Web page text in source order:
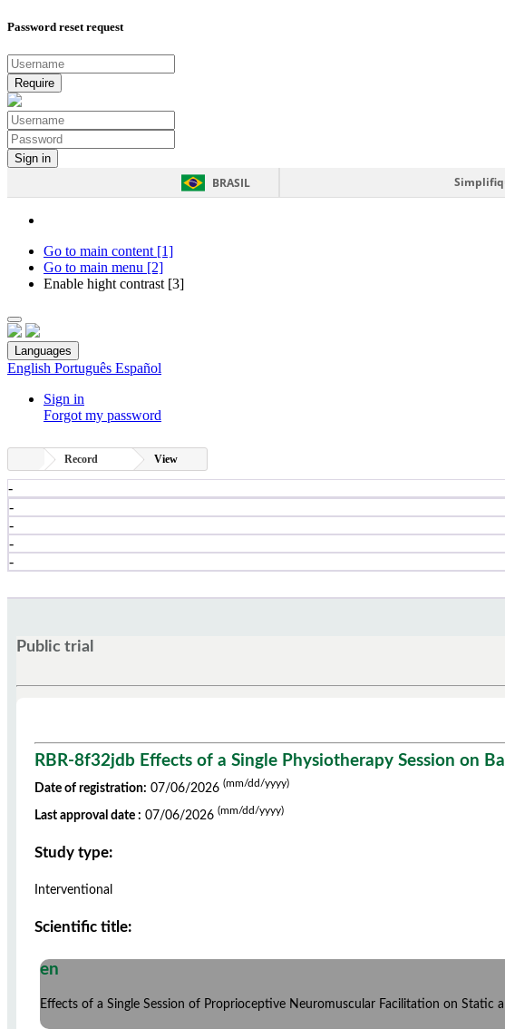
Password reset request
BRASIL
Go to main content [1]
Go to main menu [2]
Enable hight contrast [3]
Languages
English Português Español
Sign in
Forgot my password
Record View
-
-
-
-
-
Public trial
RBR-8f32jdb Effects of a Single Physiotherapy Session on
Date of registration: 07/06/2026 (mm/dd/yyyy)
Last approval date : 07/06/2026 (mm/dd/yyyy)
Study type:
Interventional
Scientific title:
en
Effects of a Single Session of Proprioceptive Neuromuscular Facilitation on